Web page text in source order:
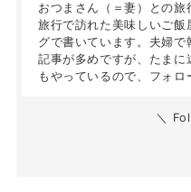
おつまさん（＝妻）との
旅行で訪れた美味しいご飯
グで書いています。夫婦
記事が多めですが、たま
もやっているので、フォロ
＼